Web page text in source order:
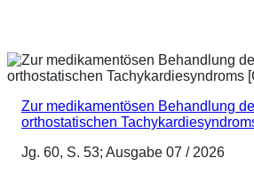
Zur medikamentösen Behandlung
orthostatischen
Jg. 60, S. 53; Ausgabe 07 / 2026